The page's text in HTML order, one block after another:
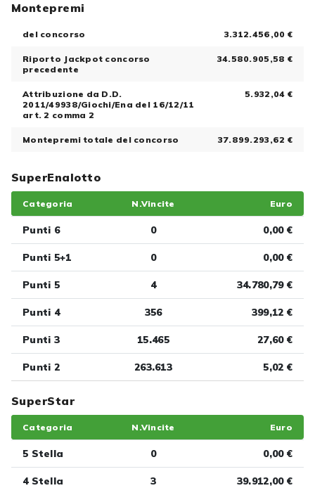
Montepremi
del concorso 3.312.456,00 €
Riporto Jackpot concorso
precedente
34.580.905,58 €
Attribuzione da D.D.
2011/49938/Giochi/Ena del 16/12/11
art. 2 comma 2
5.932,04 €
Montepremi totale del concorso 37.899.293,62 €
SuperEnalotto
Categoria N.Vincite Euro
Punti 6 0 0,00 €
Punti 5+1 0 0,00 €
Punti 5 4 34.780,79 €
Punti 4 356 399,12 €
Punti 3 15.465 27,60 €
Punti 2 263.613 5,02 €
SuperStar
Categoria N.Vincite Euro
5 Stella 0 0,00 €
4 Stella 3 39.912,00 €